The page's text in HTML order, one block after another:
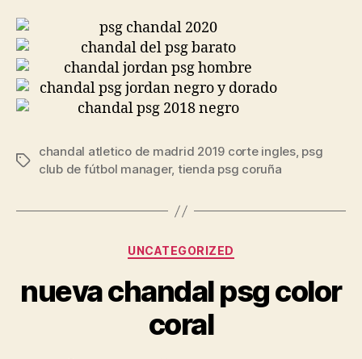
Etiquetas
chandal atletico de madrid 2019 corte ingles, psg
club de fútbol manager, tienda psg coruña
Categorías
UNCATEGORIZED
nueva chandal psg color
coral